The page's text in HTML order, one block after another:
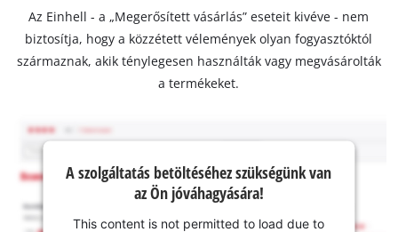
Az Einhell - a „Megerősített vásárlás” eseteit kivéve - nem
biztosítja, hogy a közzétett vélemények olyan fogyasztóktól
származnak, akik ténylegesen használták vagy megvásárolták
a termékeket.
A szolgáltatás betöltéséhez szükségünk van
az Ön jóváhagyására!
This content is not permitted to load due to